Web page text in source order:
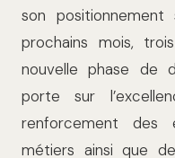
son
prochains mois,
nouvelle phase de
porte sur
renforcement des
métiers ainsi que